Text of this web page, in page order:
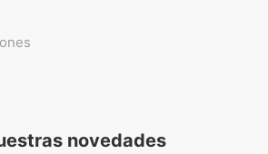
novedades